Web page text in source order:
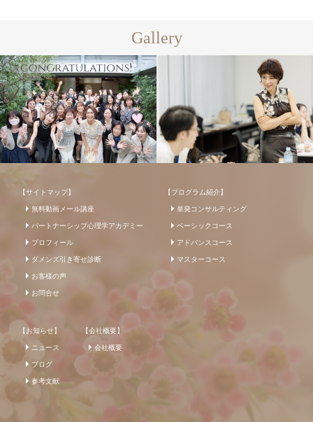
Gallery
【サイトマップ】
無料動画メール講座
パートナーシップ心理学アカデミー
プロフィール
ダメンズ引き寄せ診断
お客様の声
お問合せ
【プログラム紹介】
単発コンサルティング
ベーシックコース
アドバンスコース
マスターコース
【お知らせ】
ニュース
ブログ
参考文献
【会社概要】
会社概要